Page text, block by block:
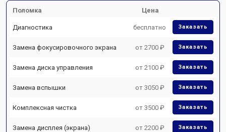
Поломка Цена
Диагностика бесплатно Заказать
Замена фокусировочного экрана от 2700 ₽ Заказать
Замена диска управления от 2100 ₽ Заказать
Замена вспышки от 3050 ₽ Заказать
Комплексная чистка от 3500 ₽ Заказать
Замена дисплея (экрана) от 2200 ₽ Заказать